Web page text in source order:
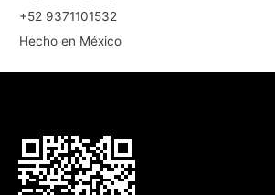
+52 9371101532
Hecho en México